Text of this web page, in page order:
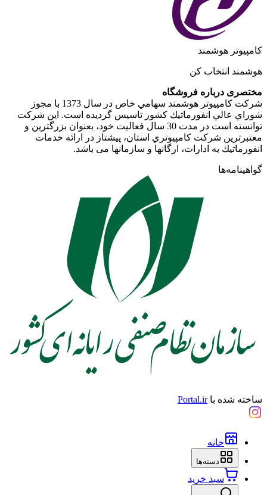
کامپیوتر هوشمند
هوشمند انتخاب کن
مختصری درباره فروشگاه
شركت كامپيوتر هوشمند سهامي خاص در سال 1373 با مجوز
شوراي عالي انفورماتيك كشور تاسيس گرديده است. اين شركت
توانسته است در مدت 30 سال فعاليت خود، بعنوان بزرگترين و
معتبرترين شركت كامپيوتري استان، پيشتاز در ارائه خدمات
انفورماتيك به ادارات، ارگانها و سازمانها می باشد.
گواهینامه‌ها
ساخته شده باPortal.ir
خانه
دسته‌ها
سبد خرید